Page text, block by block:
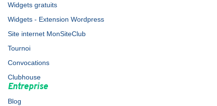
Widgets gratuits
Widgets - Extension Wordpress
Site internet MonSiteClub
Tournoi
Convocations
Clubhouse
Entreprise
Blog